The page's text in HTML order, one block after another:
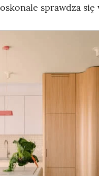
sprawdza